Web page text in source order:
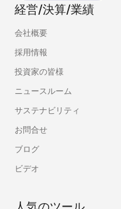
経営/決算/業績
会社概要
採用情報
投資家の皆様
ニュースルーム
サステナビリティ
お問合せ
ブログ
ビデオ